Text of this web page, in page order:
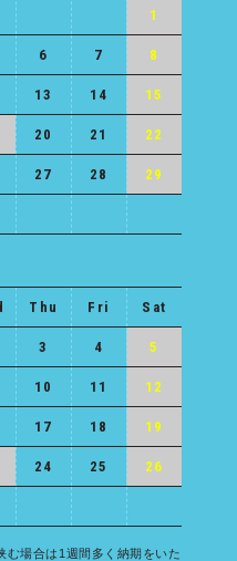
1
6 7 8
13 14 15
20 21 22
27 28 29
Thu Fri Sat
3 4 5
10 11 12
17 18 19
24 25 26
む場合は1週間多く納期をいた